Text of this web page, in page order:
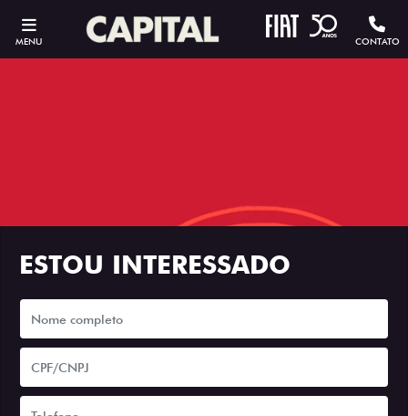
MENU CONTATO
ESTOU INTERESSADO